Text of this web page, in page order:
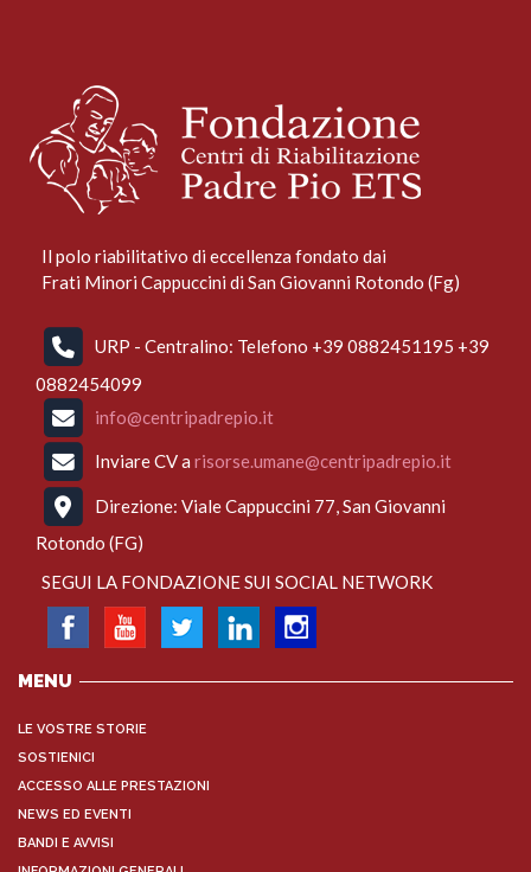
Il polo riabilitativo di eccellenza fondato dai
Frati Minori Cappuccini di San Giovanni Rotondo (Fg)
URP - Centralino: Telefono +39 0882451195 +39
0882454099
info@centripadrepio.it
Inviare CV a risorse.umane@centripadrepio.it
Direzione: Viale Cappuccini 77, San Giovanni
Rotondo (FG)
SEGUI LA FONDAZIONE SUI SOCIAL NETWORK
MENU
LE VOSTRE STORIE
SOSTIENICI
ACCESSO ALLE PRESTAZIONI
NEWS ED EVENTI
BANDI E AVVISI